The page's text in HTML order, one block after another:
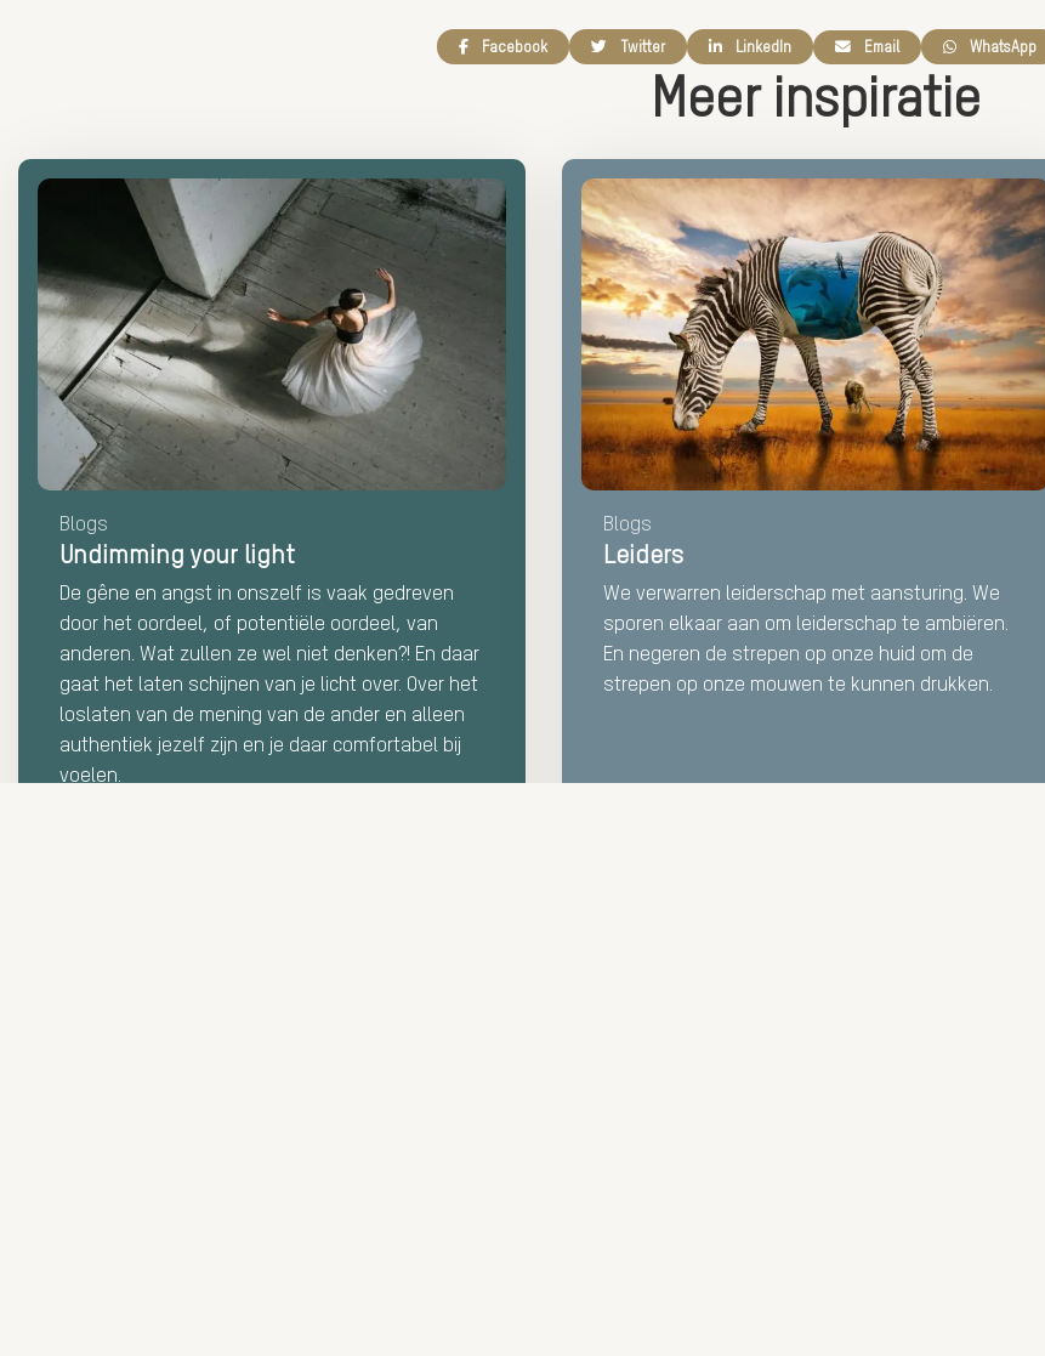
Share
Facebook
Share
Twitter
Share
LinkedIn
Share
Email
Share
WhatsApp
Meer inspiratie
Blogs
Undimming your light
De gêne en angst in onszelf is vaak gedreven
door het oordeel, of potentiële oordeel, van
anderen. Wat zullen ze wel niet denken?! En daar
gaat het laten schijnen van je licht over. Over het
loslaten van de mening van de ander en alleen
authentiek jezelf zijn en je daar comfortabel bij
voelen.
Lees
Undimming
your
light
Blogs
Leiders
We verwarren leiderschap met aansturing. We
sporen elkaar aan om leiderschap te ambiëren.
En negeren de strepen op onze huid om de
strepen op onze mouwen te kunnen drukken.
Lees
meer
over
Leiders